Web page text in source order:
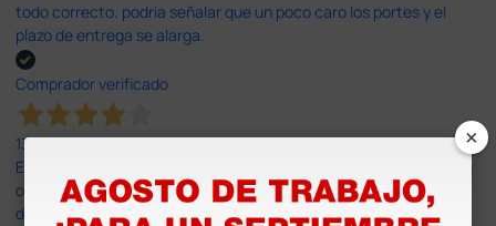
todo correcto. podria señalar que un poco caro los portes y el
plazo de entrega se alarga.
Comprador verificado
13 Jul 2026
Es fácil hacer el pedido. El producto, bastante mas barato que en
otras plataformas de material médico. Pero el envío cuesta más
del doble que en cualquier otra empresa dentro de España.
×